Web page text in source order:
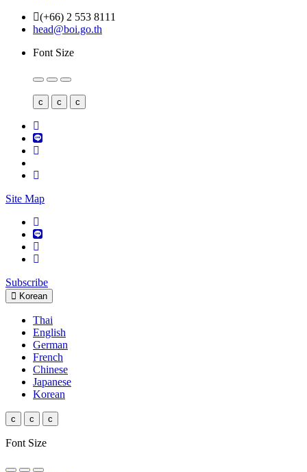
(+66) 2 553 8111
head@boi.go.th
Font Size
c c c
Site Map
Subscribe
Korean
Thai
English
German
French
Chinese
Japanese
Korean
c c c
Font Size